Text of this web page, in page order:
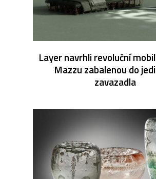
Layer navrhli revoluční
Mazzu zabalenou do
zavazadla